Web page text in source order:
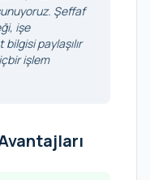
Şeffaf
işe
paylaşılır
işlem